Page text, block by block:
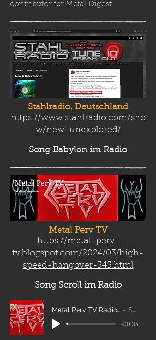
contributor for Metal Digest.
Stahlradio, Deutschland
https://www.stahlradio.com/sho
w/new-unexplored/
Song Babylonim Radio
Metal Perv TV
https://metal-perv-
tv.blogspot.com/2024/03/high-
speed-hangover-545.html
Song Scrollim Radio
Metal Perv TV Radio Scroll_edit2 Sanity
-00:35